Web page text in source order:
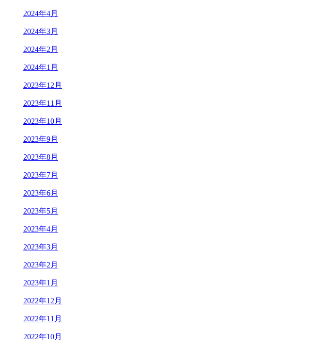
2024年4月
2024年3月
2024年2月
2024年1月
2023年12月
2023年11月
2023年10月
2023年9月
2023年8月
2023年7月
2023年6月
2023年5月
2023年4月
2023年3月
2023年2月
2023年1月
2022年12月
2022年11月
2022年10月